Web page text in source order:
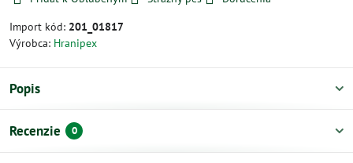
Import kód: 201_01817
Výrobca: Hranipex
Popis
Recenzie 0